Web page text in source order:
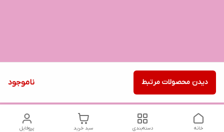
ناموجود دیدن محصولات مرتبط
پروفایل سبد خرید دسته‌بندی خانه